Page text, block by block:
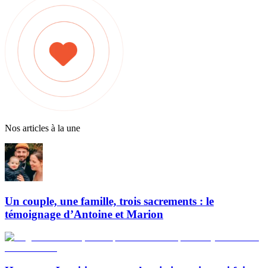
Nos articles à la une
Un couple, une famille, trois sacrements : le
témoignage d’Antoine et Marion